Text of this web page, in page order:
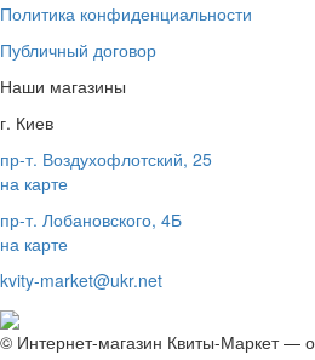
Политика конфиденциальности
Публичный договор
Наши магазины
г. Киев
пр-т. Воздухофлотский, 25
на карте
пр-т. Лобановского, 4Б
на карте
kvity-market@ukr.net
© Интернет-магазин Квиты-Маркет —